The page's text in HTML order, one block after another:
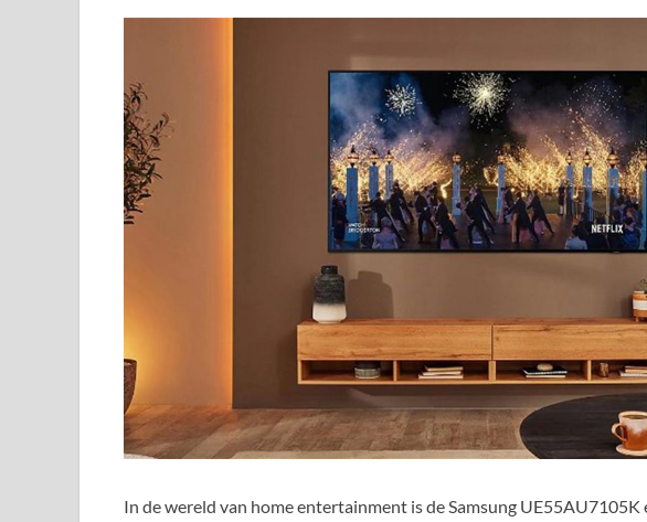
In de wereld van home entertainment is de Samsung